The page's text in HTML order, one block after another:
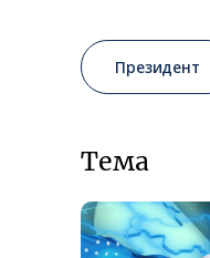
Президент
Тема